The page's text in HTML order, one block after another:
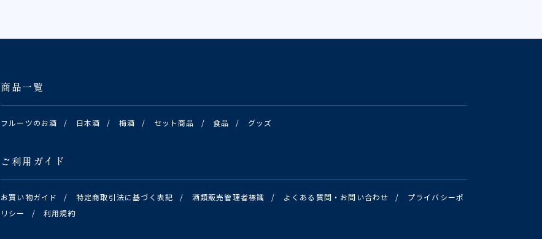
商品一覧
フルーツのお酒 / 日本酒 / 梅酒 / セット商品 / 食品 / グッズ
ご利用ガイド
お買い物ガイド / 特定商取引法に基づく表記 / 酒類販売管理者標識 / よくある質問・お問い合わせ /
プライバシーポ
リシー
/ 利用規約